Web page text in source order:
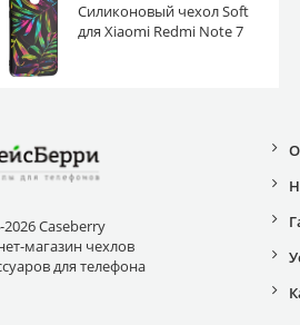
Силиконовый чехол Soft
для Xiaomi Redmi Note 7
Caseberry
магазин чехлов
для телефона